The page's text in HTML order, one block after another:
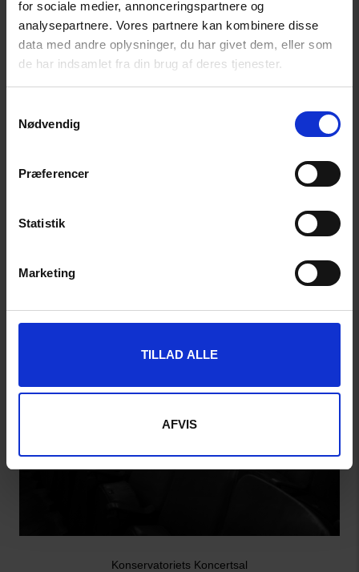
for sociale medier, annonceringspartnere og
analysepartnere. Vores partnere kan kombinere disse
data med andre oplysninger, du har givet dem, eller som
de har indsamlet fra din brug af deres tjenester.
Nødvendig
Præferencer
Statistik
Marketing
TILLAD ALLE
AFVIS
Konservatoriets Koncertsal